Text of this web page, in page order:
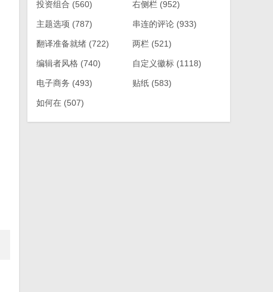
投资组合 (560) 右侧栏 (952)
主题选项 (787) 串连的评论 (933)
翻译准备就绪(722) 两栏 (521)
编辑者风格 (740) 自定义徽标 (1118)
电子商务 (493) 贴纸 (583)
如何在(507)